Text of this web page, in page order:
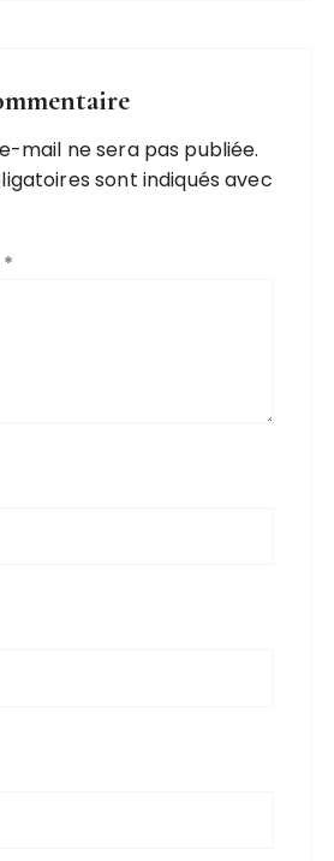
mail ne sera pas publiée.
sont indiqués avec
*